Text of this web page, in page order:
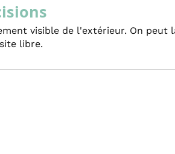
visible de l'extérieur. On peut
libre.